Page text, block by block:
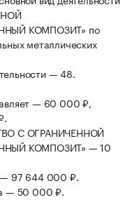
КОМПОЗИТ» по
металлических
— 48.
— 60 000 ₽,
С ОГРАНИЧЕННОЙ
КОМПОЗИТ» — 10
— 97 644 000 ₽.
— 50 000 ₽.